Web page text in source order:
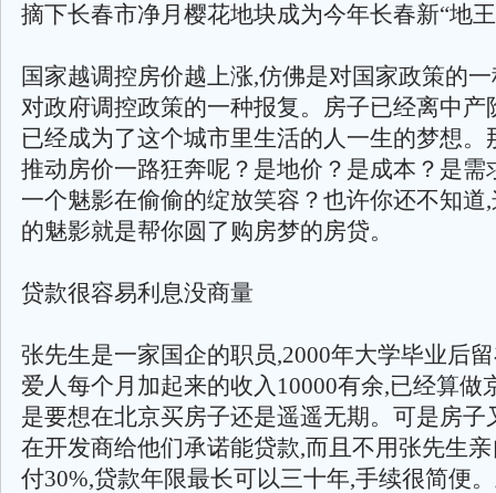
摘下长春市净月樱花地块成为今年长春新“地
国家越调控房价越上涨,仿佛是对国家政策的
对政府调控政策的一种报复。房子已经离中产
已经成为了这个城市里生活的人一生的梦想。
推动房价一路狂奔呢？是地价？是成本？是需
一个魅影在偷偷的绽放笑容？也许你还不知道
的魅影就是帮你圆了购房梦的房贷。
贷款很容易利息没商量
张先生是一家国企的职员,2000年大学毕业后
爱人每个月加起来的收入10000有余,已经算做
是要想在北京买房子还是遥遥无期。可是房子
在开发商给他们承诺能贷款,而且不用张先生
付30%,贷款年限最长可以三十年,手续很简便